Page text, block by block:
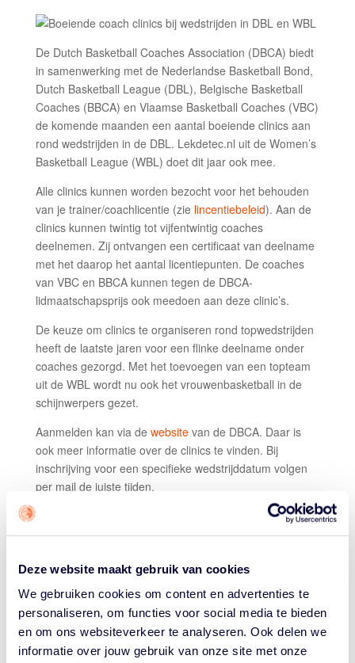
Deze website maakt gebruik van cookies
We gebruiken cookies om content en advertenties te
personaliseren, om functies voor social media te bieden
en om ons websiteverkeer te analyseren. Ook delen we
informatie over jouw gebruik van onze site met onze
De Dutch Basketball Coaches Association (DBCA) biedt
in samenwerking met de Nederlandse Basketball Bond,
Dutch Basketball League (DBL), Belgische Basketball
Coaches (BBCA) en Vlaamse Basketball Coaches (VBC)
de komende maanden een aantal boeiende clinics aan
rond wedstrijden in de DBL. Lekdetec.nl uit de Women’s
Basketball League (WBL) doet dit jaar ook mee.
Alle clinics kunnen worden bezocht voor het behouden
van je trainer/coachlicentie (zie lincentiebeleid). Aan de
clinics kunnen twintig tot vijfentwintig coaches
deelnemen. Zij ontvangen een certificaat van deelname
met het daarop het aantal licentiepunten. De coaches
van VBC en BBCA kunnen tegen de DBCA-
lidmaatschapsprijs ook meedoen aan deze clinic’s.
De keuze om clinics te organiseren rond topwedstrijden
heeft de laatste jaren voor een flinke deelname onder
coaches gezorgd. Met het toevoegen van een topteam
uit de WBL wordt nu ook het vrouwenbasketball in de
schijnwerpers gezet.
Aanmelden kan via de websitevan de DBCA. Daar is
ook meer informatie over de clinics te vinden. Bij
inschrijving voor een specifieke wedstrijddatum volgen
per mail de juiste tijden.
De kosten van de clinic bedragen voor leden van de
DBCA, BBCA en VBC 25,00 euro. Niet-leden betalen
simpele hand-outs (digitaal na gezonden) en een
eenvoudige broodmaaltijd.
Het tijdsschema (als de wedstrijd om 20.00 uur begint)
ziet er globaal als volgt uit: